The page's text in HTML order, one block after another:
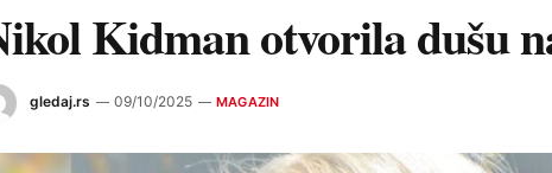
Kidman otvorila dušu
gledaj.rs 09/10/2025 MAGAZIN